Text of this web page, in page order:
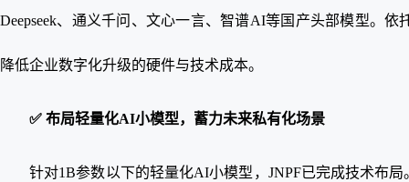
Deepseek、通义千问、文心一言、智谱AI等国产头部模型。
降低企业数字化升级的硬件与技术成本。
✅ 布局轻量化AI小模型，蓄力未来私有化场景
针对1B参数以下的轻量化AI小模型，JNPF已完成技术布